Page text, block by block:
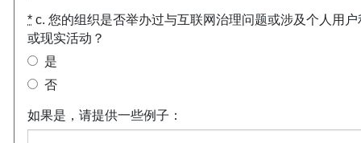
* c. 您的组织是否举办过与互联网治理问题或涉及个人用
或现实活动？
是
否
如果是，请提供一些例子：